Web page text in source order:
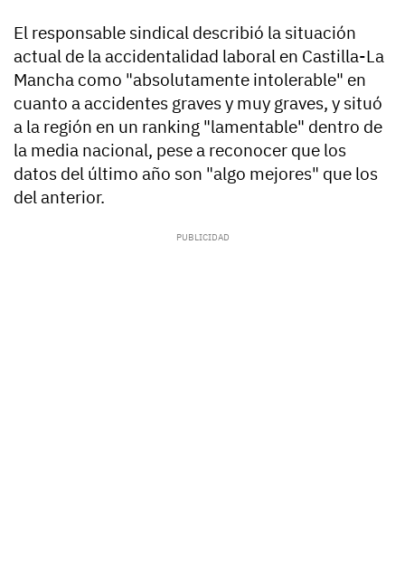
El responsable sindical describió la situación
actual de la accidentalidad laboral en Castilla-La
Mancha como "absolutamente intolerable" en
cuanto a accidentes graves y muy graves, y situó
a la región en un ranking "lamentable" dentro de
la media nacional, pese a reconocer que los
datos del último año son "algo mejores" que los
del anterior.